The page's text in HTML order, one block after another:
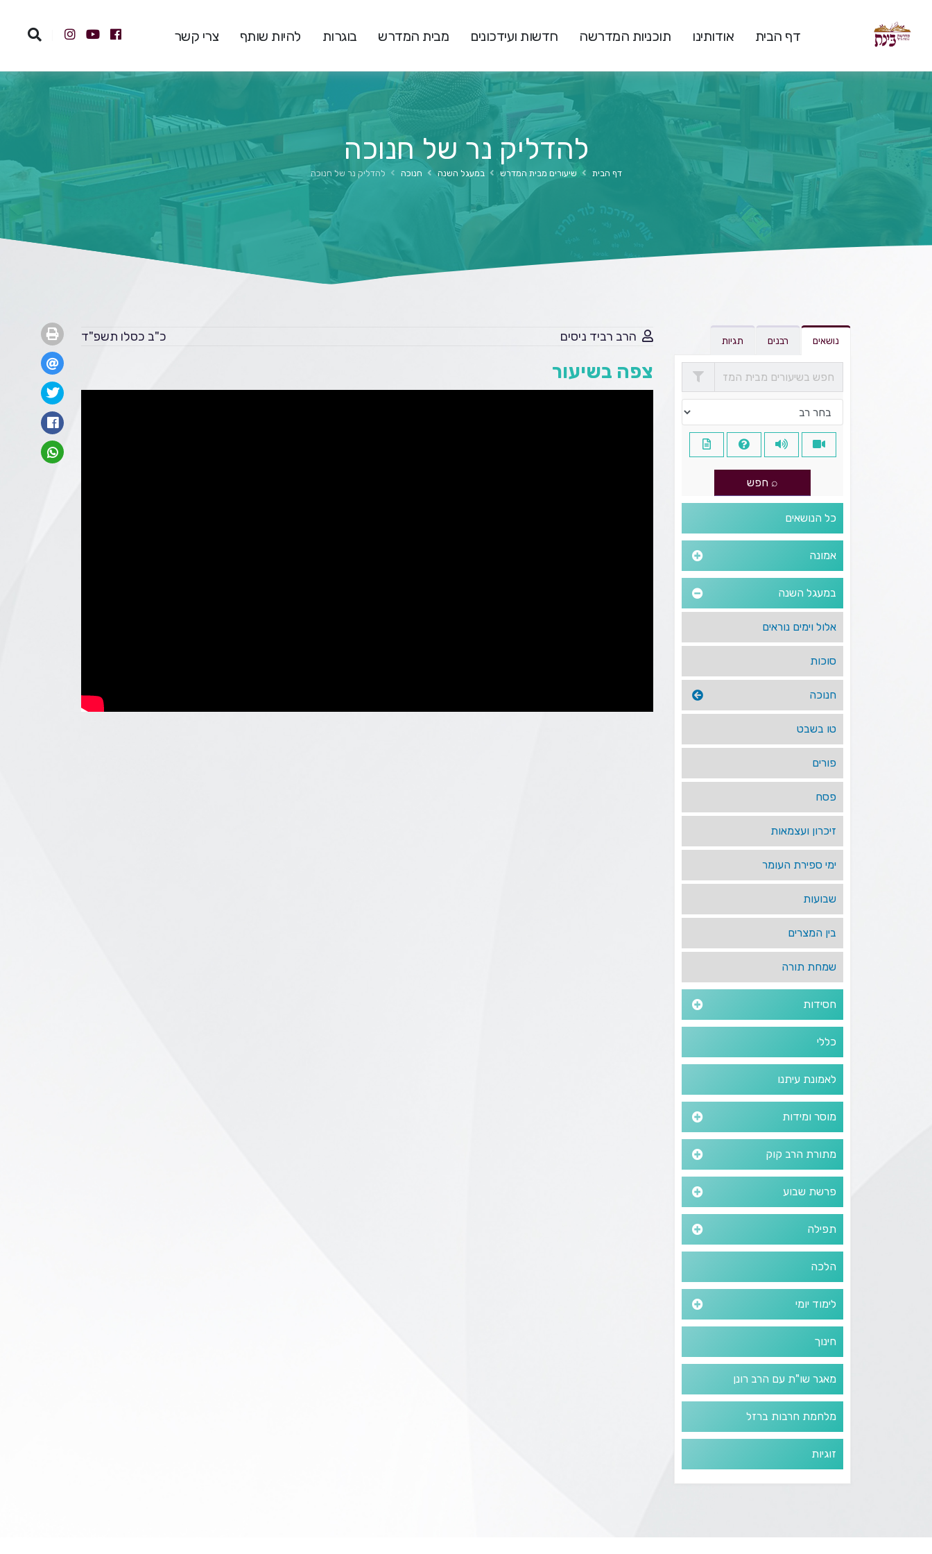
דף הבית אודותינו תוכניות המדרשה חדשות ועידכונים מבית המדרש בוגרות להיות שותף צרי קשר
להדליק נר של חנוכה
דף הבית שיעורים מבית המדרש במעגל השנה חנוכה להדליק נר של חנוכה
נושאים רבנים תגיות
כל הנושאים
אמונה
במעגל השנה
אלול וימים נוראים
סוכות
חנוכה
טו בשבט
פורים
פסח
זיכרון ועצמאות
ימי ספירת העומר
שבועות
בין המצרים
שמחת תורה
חסידות
כללי
לאמונת עיתנו
מוסר ומידות
מתורת הרב קוק
פרשת שבוע
תפילה
הלכה
לימוד יומי
חינוך
מאגר שו"ת עם הרב רונן
מלחמת חרבות ברזל
זוגיות
הרב רביד ניסים כ"ב כסלו תשפ"ד
צפה בשיעור